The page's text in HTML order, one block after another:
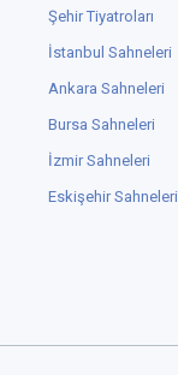
Şehir Tiyatroları
İstanbul Sahneleri
Ankara Sahneleri
Bursa Sahneleri
İzmir Sahneleri
Eskişehir Sahneleri